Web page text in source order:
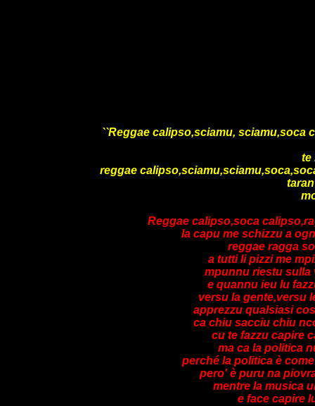
``Reggae calipso,sciamu, sciamu,soca
te
reggae
Reggae calipso,soca
la capu me schizzu a
reggae ragga
a tutti li pizzi me
mpunnu riestu sulla
e quannu ieu lu
versu la gente,versu
apprezzu qualsiasi
ca chiu sacciu chiu
cu te fazzu capire
ma ca la politica
perché la politica è
pero' è puru na
mentre la musica
e face capire